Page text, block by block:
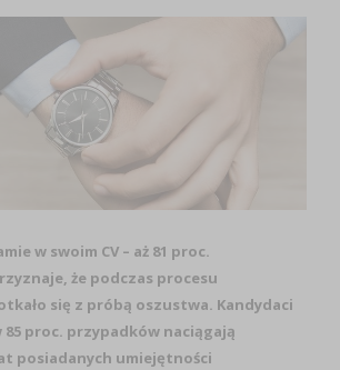
w swoim CV – aż 81 proc.
że podczas procesu
się z próbą oszustwa. Kandydaci
85 proc. przypadków naciągają
posiadanych umiejętności